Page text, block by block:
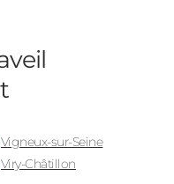
Vigneux-sur-Seine
Viry-Châtillon